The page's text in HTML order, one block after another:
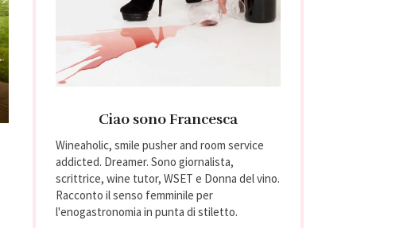
Ciao sono Francesca
Wineaholic, smile pusher and room service
addicted. Dreamer. Sono giornalista,
scrittrice, wine tutor, WSET e Donna del vino.
Racconto il senso femminile per
l'enogastronomia in punta di stiletto.